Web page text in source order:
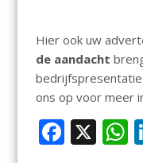
Hier ook uw
de aandacht
ons op voor meer
F X